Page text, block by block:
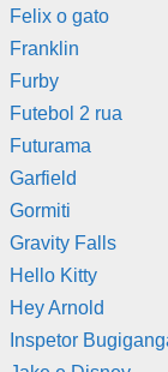
Felix o gato
Franklin
Furby
Futebol 2 rua
Futurama
Garfield
Gormiti
Gravity Falls
Hello Kitty
Hey Arnold
Inspetor